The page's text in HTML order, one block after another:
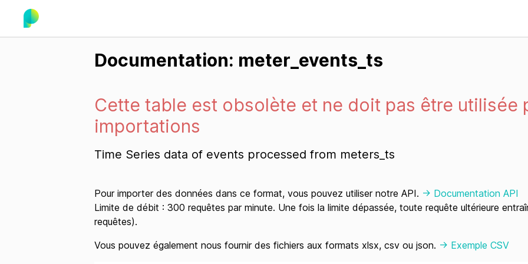
Documentation: meter_events_ts
Cette table est obsolète et ne doit pas être utilisée
importations
Time Series data of events processed from meters_ts
Pour importer des données dans ce format, vous pouvez utiliser notre API. -> Documentation API
Limite de débit : 300 requêtes par minute. Une fois la limite dépassée, toute requête ultérieure
requêtes).
Vous pouvez également nous fournir des fichiers aux formats xlsx, csv ou json. -> Exemple CSV